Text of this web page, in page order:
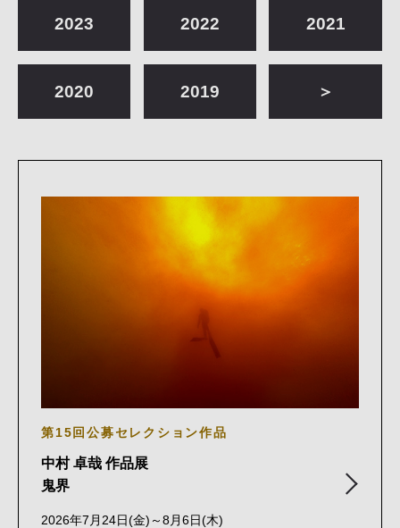
2023 2022 2021
2020 2019 ＞
第15回公募セレクション作品
中村 卓哉 作品展
鬼界
2026年7月24日(金)～8月6日(木)